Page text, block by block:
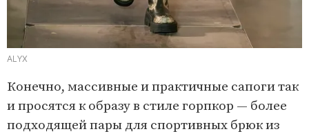
ALYX
Конечно, массивные и практичные сапоги так
и просятся к образу в стиле горпкор — более
подходящей пары для спортивных брюк из